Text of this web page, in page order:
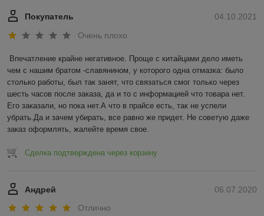
04.10.2021
Покупатель
Очень плохо
Впечатление крайне негативное. Проще с китайцами дело иметь
чем с нашим братом -славянином, у которого одна отмазка: было
столько работы, был так занят, что связаться смог только через
шесть часов после заказа, да и то с информацией что товара нет.
Его заказали, но пока нет.А что в прайсе есть, так не успели
убрать.Да и зачем убирать, все равно же придет. Не советую даже
заказ оформлять, жалейте время свое.
Сделка подтверждена через корзину
06.07.2020
Андрей
Отлично